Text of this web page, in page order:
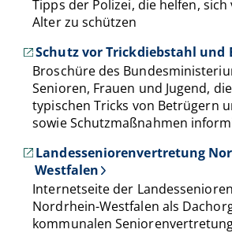
Tipps der Polizei, die helfen,
Alter zu schützen
Schutz vor Trickdiebstahl und
Broschüre des
Senioren, Frauen und Jugend,
typischen Tricks von Betrügern
sowie Schutzmaßnahmen
Landesseniorenvertretung
Westfalen
Internetseite der
Nordrhein-Westfalen als
kommunalen